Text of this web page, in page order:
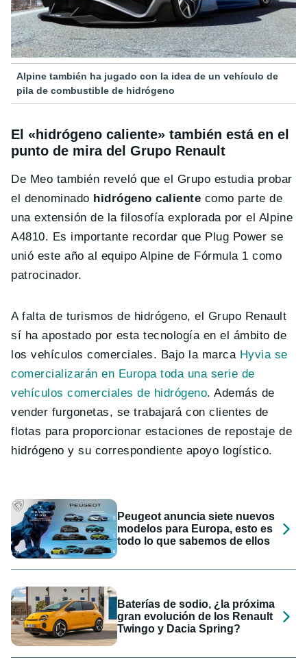
Alpine también ha jugado con la idea de un vehículo de
pila de combustible de hidrógeno
El «hidrógeno caliente» también está en el
punto de mira del Grupo Renault
De Meo también reveló que el Grupo estudia probar
el denominado hidrógeno caliente como parte de
una extensión de la filosofía explorada por el Alpine
A4810. Es importante recordar que Plug Power se
unió este año al equipo Alpine de Fórmula 1 como
patrocinador.
A falta de turismos de hidrógeno, el Grupo Renault
sí ha apostado por esta tecnología en el ámbito de
los vehículos comerciales. Bajo la marca Hyvia se
comercializarán en Europa toda una serie de
vehículos comerciales de hidrógeno. Además de
vender furgonetas, se trabajará con clientes de
flotas para proporcionar estaciones de repostaje de
hidrógeno y su correspondiente apoyo logístico.
Peugeot anuncia siete nuevos
modelos para Europa, esto es
todo lo que sabemos de ellos
Baterías de sodio, ¿la próxima
gran evolución de los Renault
Twingo y Dacia Spring?